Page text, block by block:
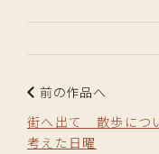
前の作品へ
街へ出て 散歩につ
考えた日曜